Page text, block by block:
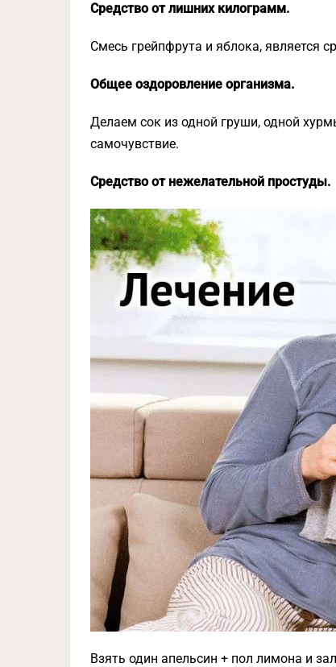
Средство от лишних килограмм.
Смесь грейпфрута и яблока, является
Общее оздоровление организма.
Делаем сок из одной груши, одной
самочувствие.
Средство от нежелательной простуды.
Взять один апельсин + пол лимона и